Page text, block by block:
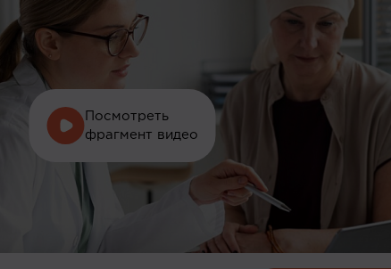
Посмотреть
фрагмент видео